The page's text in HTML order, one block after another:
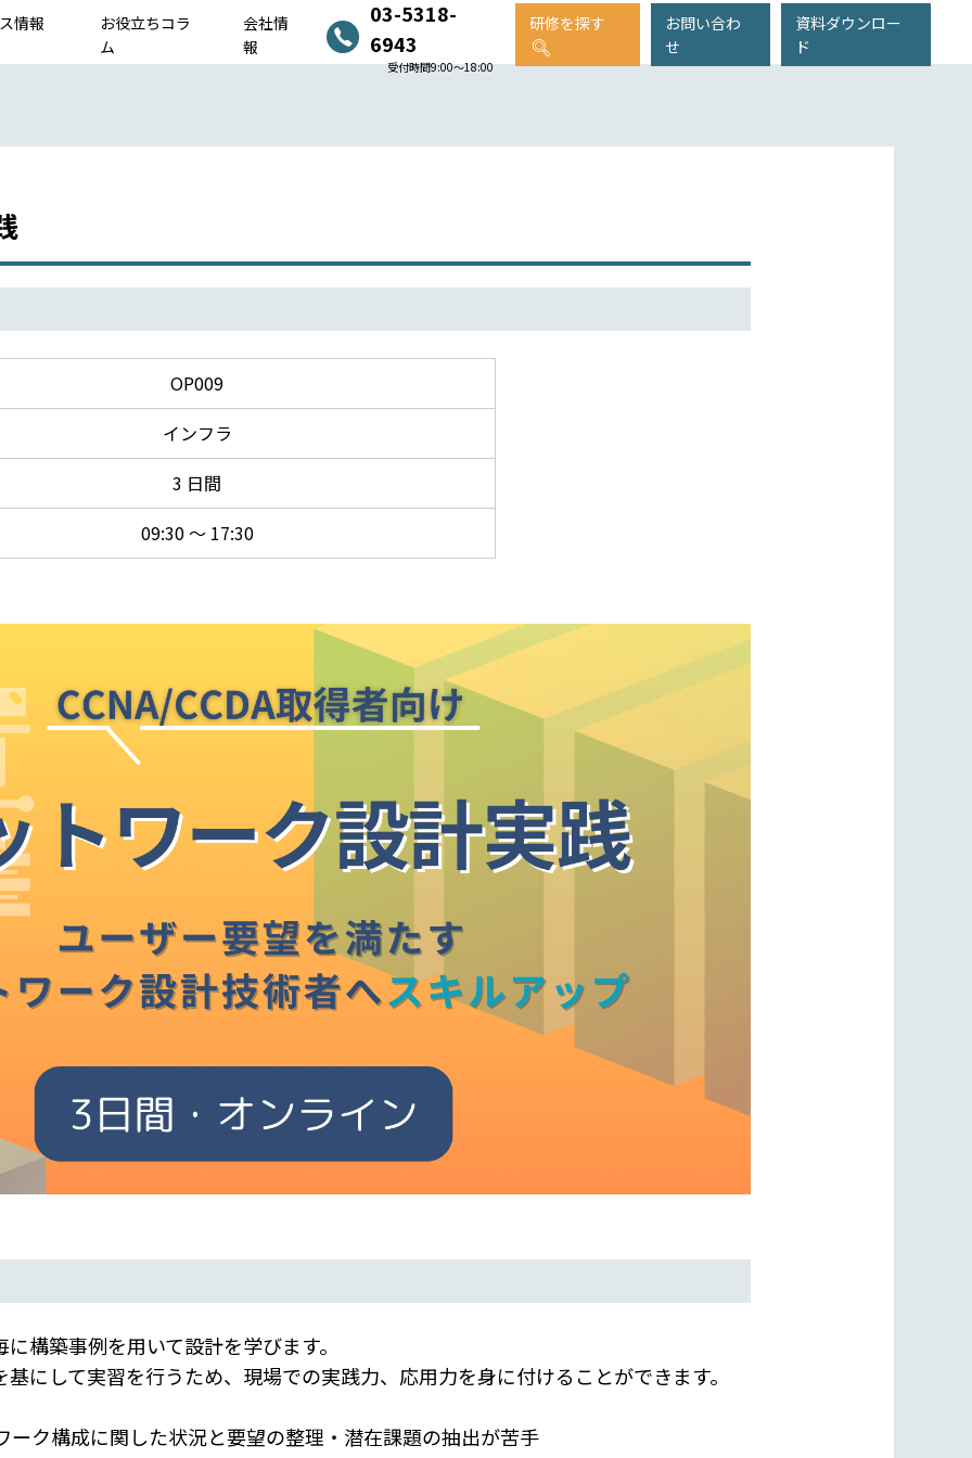
情報
お役立ちコラ
ム
会社情
報
03-5318-
6943
受付時間9:00〜18:00
研修を探す
お問い合わ
せ
資料ダウンロー
ド
OP009
インフラ
3 日間
09:30 ～ 17:30
構築事例を用いて設計を学びます。
にして実習を行うため、現場での実践力、応用力を身に付けることができます。
ク構成に関した状況と要望の整理・潜在課題の抽出が苦手